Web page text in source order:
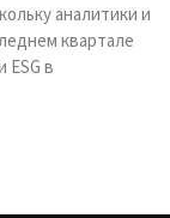
аналитики и
квартале
в